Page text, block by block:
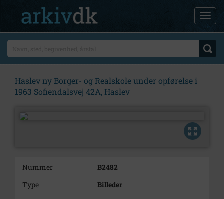
Haslev ny Borger- og Realskole under opførelse i
1963 Sofiendalsvej 42A, Haslev
Nummer
B2482
Type
Billeder